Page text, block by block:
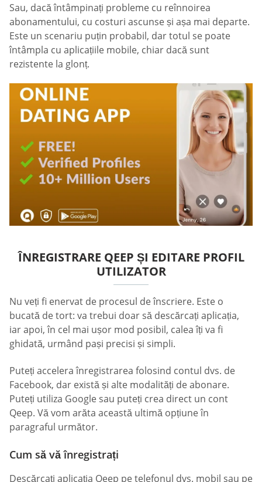
Sau, dacă întâmpinați probleme cu reînnoirea
abonamentului, cu costuri ascunse și așa mai departe.
Este un scenariu puțin probabil, dar totul se poate
întâmpla cu aplicațiile mobile, chiar dacă sunt
rezistente la glonț.
ÎNREGISTRARE QEEP ȘI EDITARE PROFIL
UTILIZATOR
Nu veți fi enervat de procesul de înscriere. Este o
bucată de tort: va trebui doar să descărcați aplicația,
iar apoi, în cel mai ușor mod posibil, calea îți va fi
ghidată, urmând pași precisi și simpli.
Puteți accelera înregistrarea folosind contul dvs. de
Facebook, dar există și alte modalități de abonare.
Puteți utiliza Google sau puteți crea direct un cont
Qeep. Vă vom arăta această ultimă opțiune în
paragraful următor.
Cum să vă înregistrați
Descărcați aplicația Qeep pe telefonul dvs. mobil sau pe